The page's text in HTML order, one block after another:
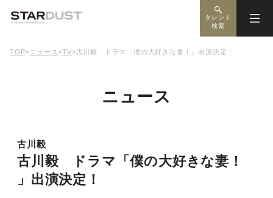
タレント
検索
TOP> ニュース>TV>古川毅 ドラマ「僕の大好きな妻！」出演決定！
ニュース
古川毅
古川毅 ドラマ「僕の大好きな妻！
」出演決定！